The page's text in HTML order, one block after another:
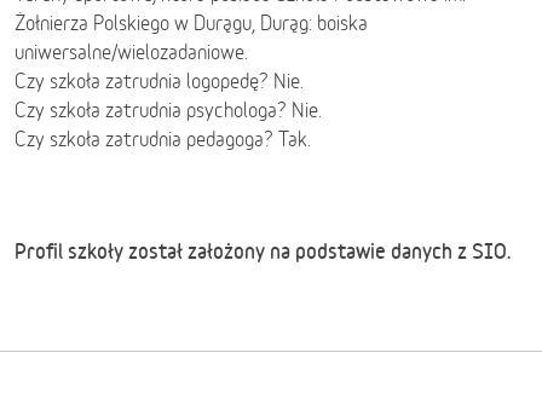
Żołnierza Polskiego w Durągu, Durąg: boiska
uniwersalne/wielozadaniowe.
Czy szkoła zatrudnia logopedę? Nie.
Czy szkoła zatrudnia psychologa? Nie.
Czy szkoła zatrudnia pedagoga? Tak.
Profil szkoły został założony na podstawie danych z SIO.